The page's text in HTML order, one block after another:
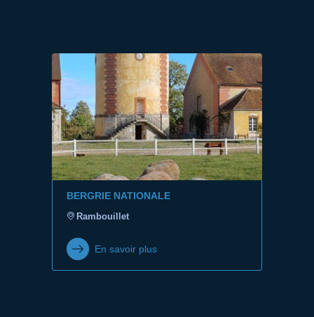
BERGRIE NATIONALE
Rambouillet
En savoir plus